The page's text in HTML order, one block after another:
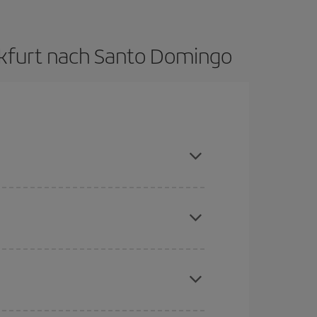
nach Santo Domingo
Flugoptionen an, die wir jeden Tag